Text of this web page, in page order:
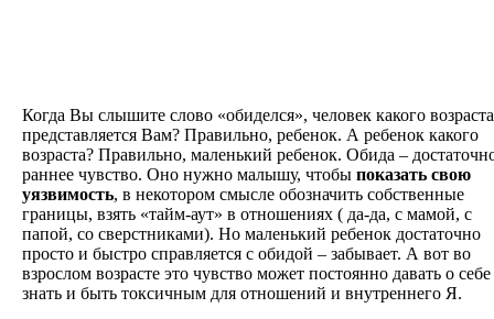
Когда Вы слышите слово «обиделся», человек какого возраста
представляется Вам? Правильно, ребенок. А ребенок какого
возраста? Правильно, маленький ребенок. Обида –
раннее чувство. Оно нужно малышу, чтобы показать свою
уязвимость, в некотором смысле обозначить собственные
границы, взять «тайм-аут» в отношениях ( да-да, с мамой, с
папой, со сверстниками). Но маленький ребенок достаточно
просто и быстро справляется с обидой – забывает. А вот во
взрослом возрасте это чувство может постоянно давать о себе
знать и быть токсичным для отношений и внутреннего Я.